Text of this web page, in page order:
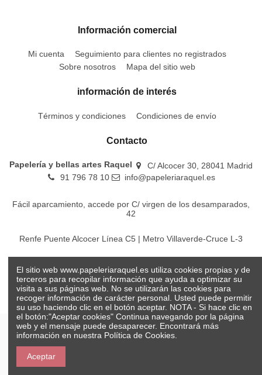
Información comercial
Mi cuenta
Seguimiento para clientes no registrados
Sobre nosotros
Mapa del sitio web
información de interés
Términos y condiciones Condiciones de envío
Contacto
Papelería y bellas artes Raquel
C/ Alcocer 30, 28041 Madrid
91 796 78 10
info@papeleriaraquel.es
Fácil aparcamiento, accede por C/ virgen de los desamparados,
42
Renfe Puente Alcocer Línea C5 | Metro Villaverde-Cruce L-3
El sitio web www.papeleriaraquel.es utiliza cookies propias y de
terceros para recopilar información que ayuda a optimizar su
visita a sus páginas web. No se utilizarán las cookies para
recoger información de carácter personal. Usted puede permitir
su uso haciendo clic en el botón aceptar. NOTA - Si hace clic en
el botón:"Aceptar cookies" Continua navegando por la página
web y el mensaje puede desaparecer. Encontrará más
información en nuestra Política de Cookies.
Aceptar